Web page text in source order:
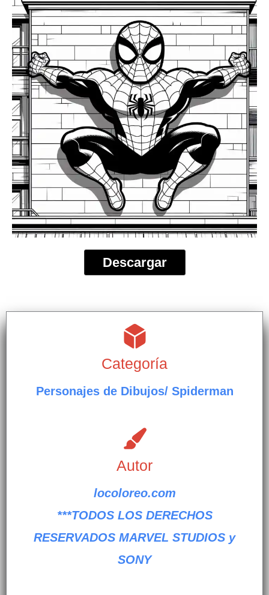
Descargar
Categoría
Personajes de Dibujos/ Spiderman
Autor
locoloreo.com
***TODOS LOS DERECHOS
RESERVADOS MARVEL STUDIOS y
SONY